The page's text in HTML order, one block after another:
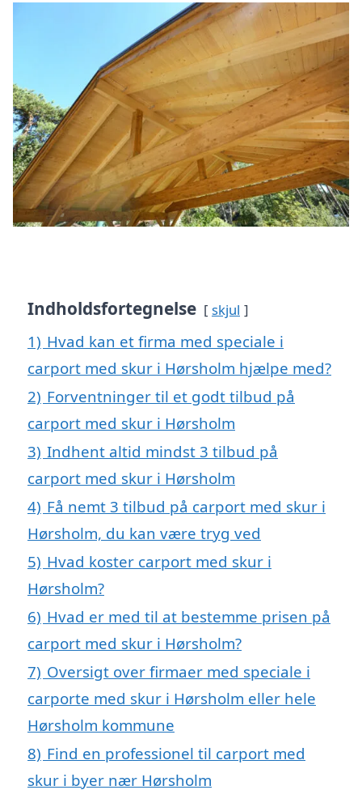
Indholdsfortegnelse skjul
1) Hvad kan et firma med speciale i
carport med skur i Hørsholm hjælpe med?
2) Forventninger til et godt tilbud på
carport med skur i Hørsholm
3) Indhent altid mindst 3 tilbud på
carport med skur i Hørsholm
4) Få nemt 3 tilbud på carport med skur i
Hørsholm, du kan være tryg ved
5) Hvad koster carport med skur i
Hørsholm?
6) Hvad er med til at bestemme prisen på
carport med skur i Hørsholm?
7) Oversigt over firmaer med speciale i
carporte med skur i Hørsholm eller hele
Hørsholm kommune
8) Find en professionel til carport med
skur i byer nær Hørsholm